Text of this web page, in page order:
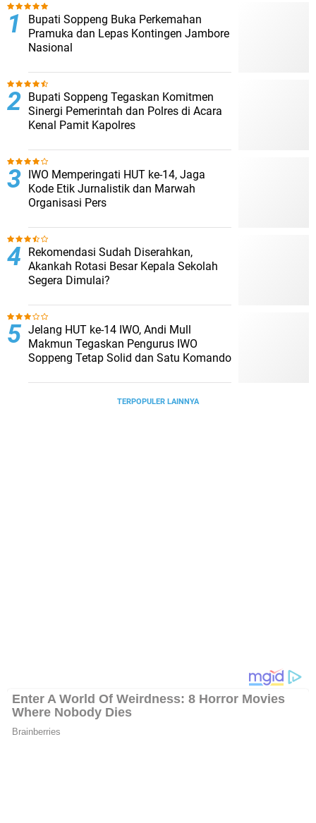
Bupati Soppeng Buka Perkemahan
Pramuka dan Lepas Kontingen Jambore
Nasional
Bupati Soppeng Tegaskan Komitmen
Sinergi Pemerintah dan Polres di Acara
Kenal Pamit Kapolres
IWO Memperingati HUT ke-14, Jaga
Kode Etik Jurnalistik dan Marwah
Organisasi Pers
Rekomendasi Sudah Diserahkan,
Akankah Rotasi Besar Kepala Sekolah
Segera Dimulai?
Jelang HUT ke-14 IWO, Andi Mull
Makmun Tegaskan Pengurus IWO
Soppeng Tetap Solid dan Satu Komando
TERPOPULER LAINNYA